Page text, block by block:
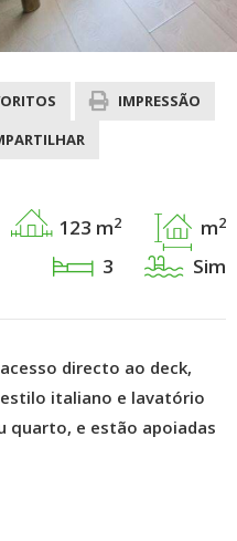
IMPRESSÃO
123 m2 m2
3 Sim
directo ao deck,
italiano e lavatório
quarto, e estão apoiadas